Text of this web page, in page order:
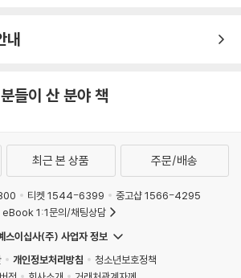
늦었지만 이런 작가의 대표작 세 편을 한꺼번에
식 코리아가 오랫동안 정성 들여 준비한 선물임이
개척할 거야.” 운명에 맞선 자아 탐구의 모험
해 전미 도서상을 거머쥔 「오기 마치의 모험」은
원한 대표작이다. 솔 벨로 스스로도 “이것이 세 번
정과 작업량은 상당했다. 주인공 오기 마치의 인
하려는 포부로 시작한 이 작품은 두 가지 주제, 즉
만들지 않은 이 세상에 태어나 방황해야만 한다
내
들이 산 분야 책
최근 본 상품 주문/배송
티켓 1544-6399
중고샵 1566-4295
eBook 1:1문의/채팅상담
스이십사(주) 사업자 정보
개인정보처리방침
청소년보호정책